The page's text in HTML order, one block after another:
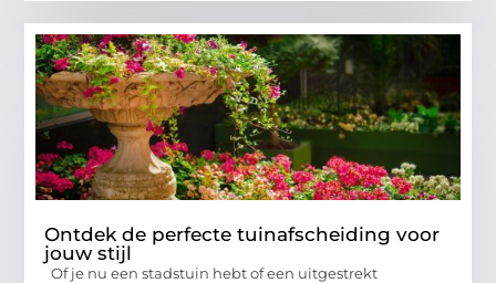
Ontdek de perfecte tuinafscheiding voor
jouw stijl
Of je nu een stadstuin hebt of een uitgestrekt